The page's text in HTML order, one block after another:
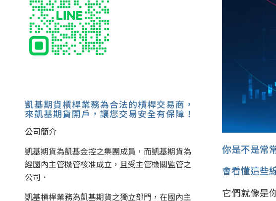
你是不是常
會看懂這些
它們就像是
凱基期貨槓桿業務為合法的槓桿交易商，
來凱基期貨開戶，讓您交易安全有保障！
公司簡介
凱基期貨為凱基金控之集團成員，而凱基期貨為
經國內主管機管核准成立，且受主管機關監管之
公司．
凱基槓桿業務為凱基期貨之獨立部門，在國內主